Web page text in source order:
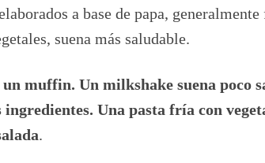
a base de papa,
suena más saludable.
muffin. Un milkshake suena poco
Una pasta fría con
.